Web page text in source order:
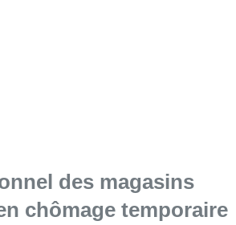
des magasins
chômage temporaire